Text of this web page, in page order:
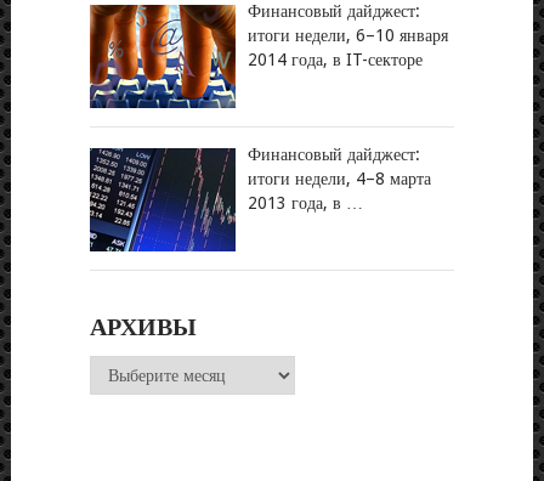
Финансовый дайджест:
итоги недели, 6–10 января
2014 года, в IT-секторе
Финансовый дайджест:
итоги недели, 4–8 марта
2013 года, в …
АРХИВЫ
Архивы